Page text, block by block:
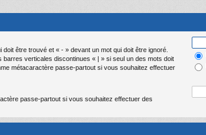
être trouvé et « - » devant un mot qui doit être ignoré.
verticales discontinues « | » si seul un des mots doit
métacaractère passe-partout si vous souhaitez effectuer
passe-partout si vous souhaitez effectuer des